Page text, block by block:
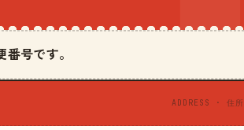
号です。
ADDRESS · 住所